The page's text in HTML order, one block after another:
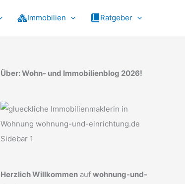
Immobilien Ratgeber
Über: Wohn- und Immobilienblog 2026!
Herzlich Willkommen auf wohnung-und-